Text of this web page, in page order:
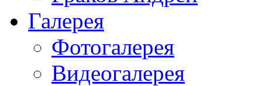
Галерея
Фотогалерея
Видеогалерея